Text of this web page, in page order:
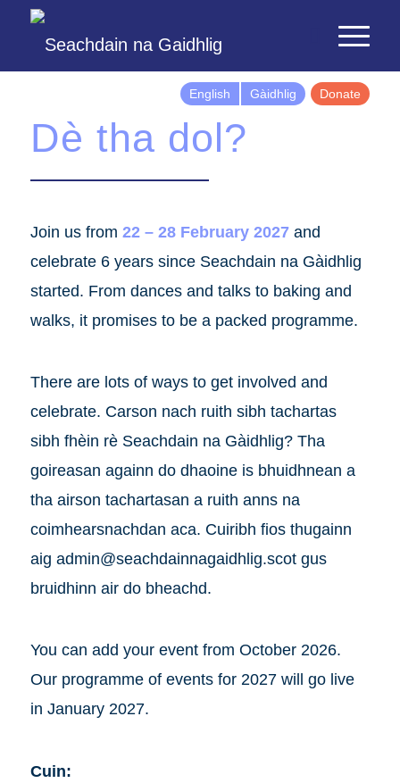
English Gàidhlig Donate
Dè tha dol?
Join us from 22 – 28 February 2027and
celebrate 6 years since Seachdain na Gàidhlig
started. From dances and talks to baking and
walks, it promises to be a packed programme.
There are lots of ways to get involved and
celebrate. Carson nach ruith sibh tachartas
sibh fhèin rè Seachdain na Gàidhlig? Tha
goireasan againn do dhaoine is bhuidhnean a
tha airson tachartasan a ruith anns na
coimhearsnachdan aca. Cuiribh fios thugainn
aig admin@seachdainnagaidhlig.scot gus
bruidhinn air do bheachd.
You can add your event from October 2026.
Our programme of events for 2027 will go live
in January 2027.
Cuin: